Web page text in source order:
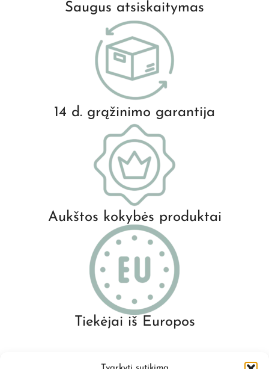
Saugus atsiskaitymas
14 d. grąžinimo garantija
Aukštos kokybės produktai
Tiekėjai iš Europos